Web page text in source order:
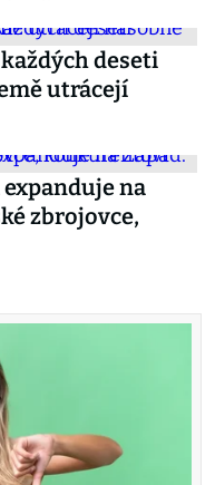
deseti
utrácejí
na
zbrojovce,